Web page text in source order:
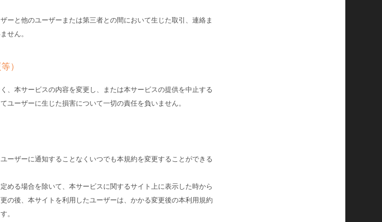
ーと他のユーザーまたは第三者との間において生じた取引、連絡ま
せん。
）
、本サービスの内容を変更し、または本サービスの提供を中止する
ユーザーに生じた損害について一切の責任を負いません。
ーザーに通知することなくいつでも本規約を変更することができる
める場合を除いて、本サービスに関するサイト上に表示した時から
の後、本サイトを利用したユーザーは、かかる変更後の本利用規約
。